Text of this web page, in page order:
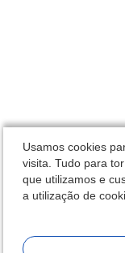
Usamos cookies
visita. Tudo para
que utilizamos e
a utilização de